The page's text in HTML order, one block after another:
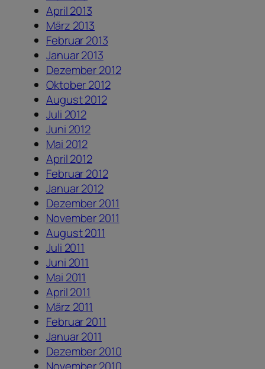
April 2013
März 2013
Februar 2013
Januar 2013
Dezember 2012
Oktober 2012
August 2012
Juli 2012
Juni 2012
Mai 2012
April 2012
Februar 2012
Januar 2012
Dezember 2011
November 2011
August 2011
Juli 2011
Juni 2011
Mai 2011
April 2011
März 2011
Februar 2011
Januar 2011
Dezember 2010